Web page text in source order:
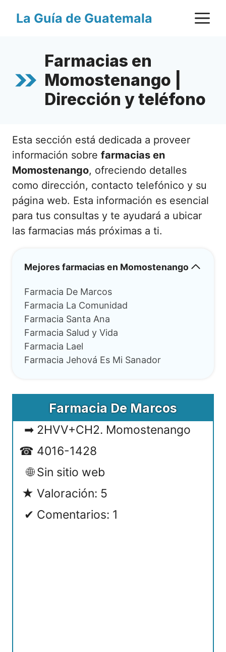
La Guía de Guatemala
Farmacias en
Momostenango |
Dirección y teléfono
Esta sección está dedicada a proveer
información sobre farmacias en
Momostenango, ofreciendo detalles
como dirección, contacto telefónico y su
página web. Esta información es esencial
para tus consultas y te ayudará a ubicar
las farmacias más próximas a ti.
Mejores farmacias en Momostenango
Farmacia De Marcos
Farmacia La Comunidad
Farmacia Santa Ana
Farmacia Salud y Vida
Farmacia Lael
Farmacia Jehová Es Mi Sanador
Farmacia De Marcos
2HVV+CH2. Momostenango
4016-1428
Sin sitio web
Valoración: 5
Comentarios: 1